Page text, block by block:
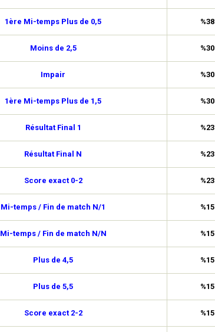
1ère Mi-temps Plus de 0,5 %38
Moins de 2,5 %30
Impair %30
1ère Mi-temps Plus de 1,5 %30
Résultat Final 1 %23
Résultat Final N %23
Score exact 0-2 %23
Mi-temps / Fin de match N/1 %15
Mi-temps / Fin de match N/N %15
Plus de 4,5 %15
Plus de 5,5 %15
Score exact 2-2 %15